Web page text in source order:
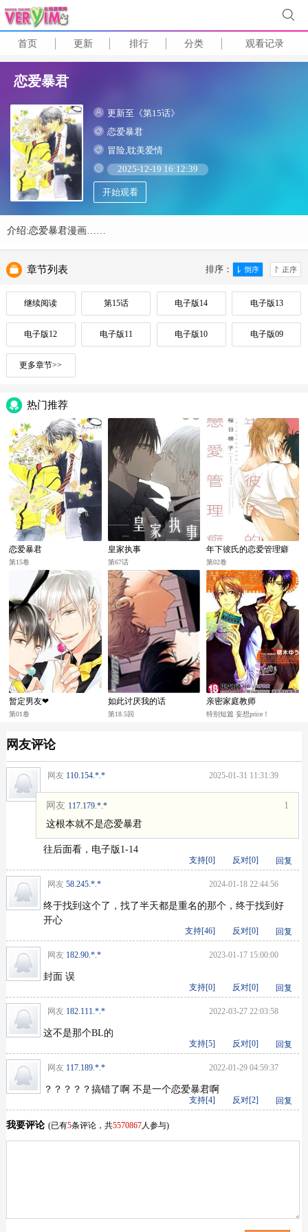
首页 更新 排行 分类 观看记录
恋爱暴君
更新至《第15话》
恋爱暴君
冒险,耽美爱情
2025-12-19 16:12:39
开始观看
介绍:恋爱暴君漫画……
排序：
章节列表
继续阅读 第15话 电子版14 电子版13
电子版12 电子版11 电子版10 电子版09
更多章节>>
热门推荐
恋爱暴君
第15卷
皇家执事
第67话
年下彼氏的恋爱管理癖
第02卷
暂定男友❤
第01卷
如此讨厌我的话
第18.5回
亲密家庭教师
特别短篇 妄想price！
网友评论
网友 110.154.*.* 2025-01-31 11:31:39
网友 117.179.*.*
1
这根本就不是恋爱暴君
往后面看，电子版1-14
回复
反对[0]
支持[0]
网友 58.245.*.* 2024-01-18 22:44:56
终于找到这个了，找了半天都是重名的那个，终于找到好
开心
回复
反对[0]
支持[46]
网友 182.90.*.* 2023-01-17 15:00:00
封面 误
回复
反对[0]
支持[0]
网友 182.111.*.* 2022-03-27 22:03:58
这不是那个BL的
回复
反对[0]
支持[5]
网友 117.189.*.* 2022-01-29 04:59:37
？？？？？搞错了啊 不是一个恋爱暴君啊
回复
反对[2]
支持[4]
我要评论 (已有5条评论，共5570867人参与)